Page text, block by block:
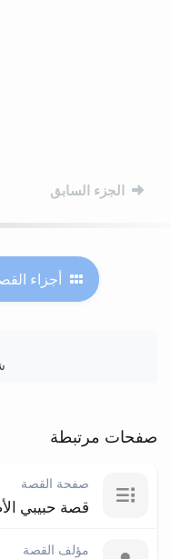
التنقل بين الأجزاء
الجزء السابق
أجزاء
صفحات مرتبطة
صفحة القصة
قصة حبيبي
مؤلف القصة